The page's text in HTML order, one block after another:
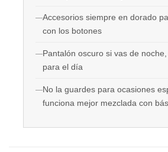
Accesorios siempre en dorado
con los botones
Pantalón oscuro si vas de
para el día
No la guardes para ocasiones
funciona mejor mezclada con